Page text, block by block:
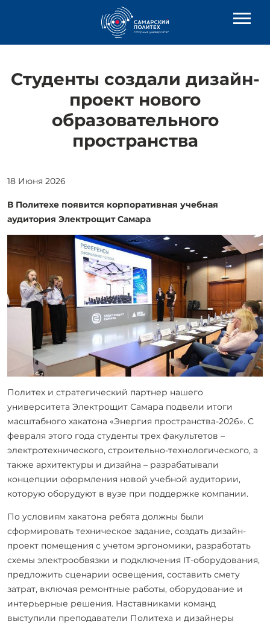
Студенты создали дизайн-
проект нового
образовательного
пространства
18 Июня 2026
В Политехе появится корпоративная учебная
аудитория Электрощит Самара
Политех и стратегический партнер нашего
университета Электрощит Самара подвели итоги
масштабного хакатона «Энергия пространства-2026». С
февраля этого года студенты трех факультетов –
электротехнического, строительно-технологического, а
также архитектуры и дизайна – разрабатывали
концепции оформления новой учебной аудитории,
которую оборудуют в вузе при поддержке компании.
По условиям хакатона ребята должны были
сформировать техническое задание, создать дизайн-
проект помещения с учетом эргономики, разработать
схемы электрообвязки и подключения IT-оборудования,
предложить сценарии освещения, составить смету
затрат, включая ремонтные работы, оборудование и
интерьерные решения. Наставниками команд
выступили преподаватели Политеха и дизайнеры